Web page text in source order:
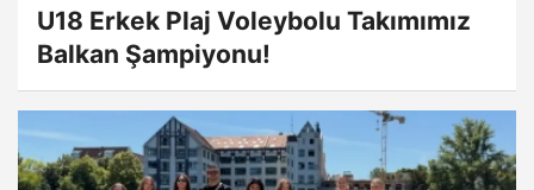
U18 Erkek Plaj Voleybolu Takımımız
Balkan Şampiyonu!